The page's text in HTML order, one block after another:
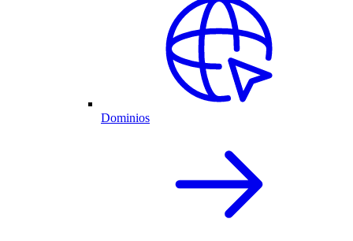
Dominios